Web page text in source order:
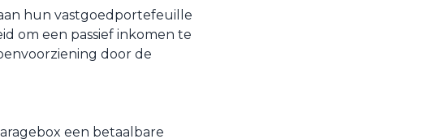
hun vastgoedportefeuille
om een passief inkomen te
door de
een betaalbare